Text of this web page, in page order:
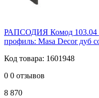
РАПСОДИЯ Комод 103.04
профиль: Masa Decor дуб
Код товара: 1601948
0 0 отзывов
8 870